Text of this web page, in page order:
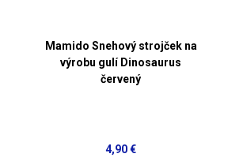
Mamido Snehový strojček na
výrobu gulí Dinosaurus
červený
4,90 €